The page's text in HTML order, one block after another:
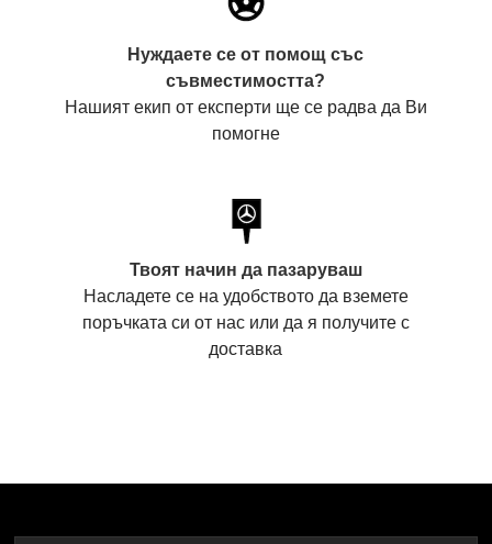
Нуждаете се от помощ със
съвместимостта?
Нашият екип от експерти ще се радва да Ви
помогне
Твоят начин да пазаруваш
Насладете се на удобството да вземете
поръчката си от нас или да я получите с
доставка